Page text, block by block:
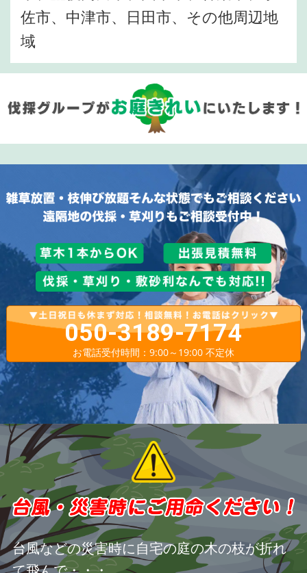
佐市、中津市、日田市、その他周辺地
域
050-3189-7174
お電話受付時間：9:00～19:00 不定休
台風などの災害時に自宅の庭の木の枝が折れ